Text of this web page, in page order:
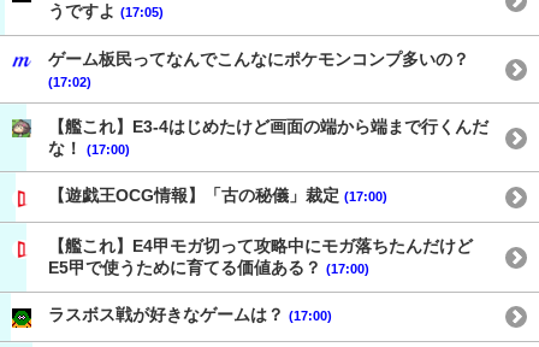
うですよ (17:05)
ゲーム板民ってなんでこんなにポケモンコンプ多いの？
(17:02)
【艦これ】E3-4はじめたけど画面の端から端まで行くんだ
な！
(17:00)
【遊戯王OCG情報】「古の秘儀」裁定 (17:00)
【艦これ】E4甲モガ切って攻略中にモガ落ちたんだけど
E5甲で使うために育てる価値ある？ (17:00)
ラスボス戦が好きなゲームは？ (17:00)